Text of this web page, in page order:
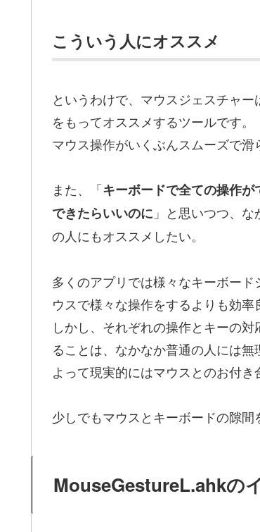
こういう人にオススメ
というわけで、マウスジェスチャ
をもってオススメするツールです。
マウス操作がいくぶんスムーズで滑
また、「キーボードで全ての操作
できたらいいのに 」と思いつつ、
の人にもオススメしたい。
多くのアプリでは様々なキーボー
ウスで様々な操作をするよりも効率
しかし、それぞれの操作とキーの
ることは、なかなか普通の人には無
よって現実的にはマウスとのお付き
少しでもマウスとキーボードの隙間
MouseGestureL.ahkの